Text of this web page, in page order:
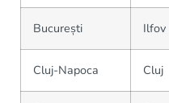
București Ilfov
Cluj-Napoca Cluj